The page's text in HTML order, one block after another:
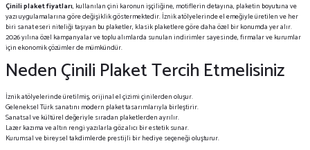
Çinili plaket fiyatları, kullanılan çini karonun işçiliğine, motiflerin detayına, plaketin boyutuna ve
yazı uygulamalarına göre değişiklik göstermektedir. İznik atölyelerinde el emeğiyle üretilen ve her
biri sanat eseri niteliği taşıyan bu plaketler, klasik plaketlere göre daha özel bir konumda yer alır.
2026 yılına özel kampanyalar ve toplu alımlarda sunulan indirimler sayesinde, firmalar ve kurumlar
için ekonomik çözümler de mümkündür.
Neden Çinili Plaket Tercih Etmelisiniz
İznik atölyelerinde üretilmiş, orijinal el çizimi çinilerden oluşur.
Geleneksel Türk sanatını modern plaket tasarımlarıyla birleştirir.
Sanatsal ve kültürel değeriyle sıradan plaketlerden ayrılır.
Lazer kazıma ve altın rengi yazılarla göz alıcı bir estetik sunar.
Kurumsal ve bireysel takdimlerde prestijli bir hediye seçeneği oluşturur.